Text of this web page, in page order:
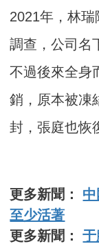
2021年，林瑞
調查，公司名
不過後來全身
銷，原本被凍
封，張庭也恢
更多新聞：
至少活著
更多新聞：